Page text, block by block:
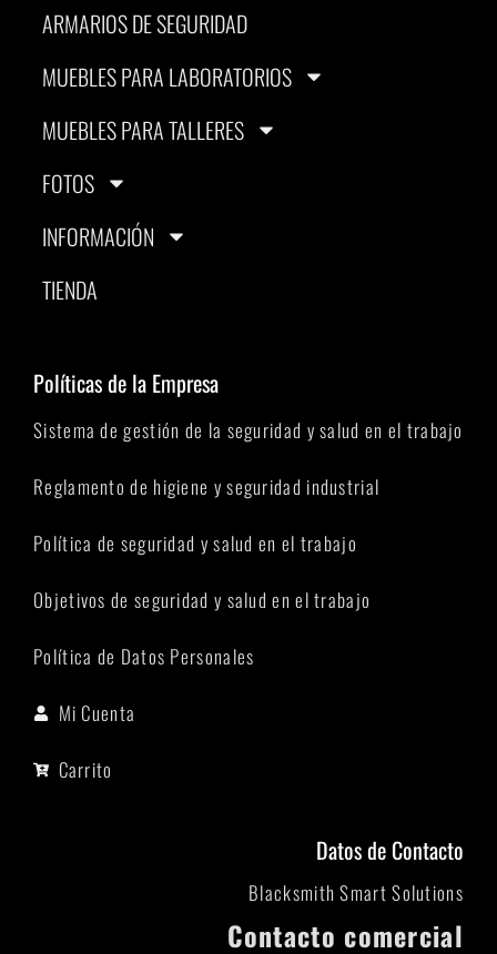
ARMARIOS DE SEGURIDAD
MUEBLES PARA LABORATORIOS
MUEBLES PARA TALLERES
FOTOS
INFORMACIÓN
TIENDA
Políticas de la Empresa
Sistema de gestión de la seguridad y salud en el trabajo
Reglamento de higiene y seguridad industrial
Política de seguridad y salud en el trabajo
Objetivos de seguridad y salud en el trabajo
Política de Datos Personales
Mi Cuenta
Carrito
Datos de Contacto
Blacksmith Smart Solutions
Contacto comercial